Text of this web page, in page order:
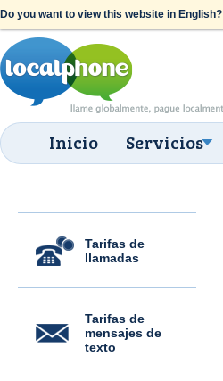
Do you want to view this website in English?
Inicio Servicios
Tarifas de
llamadas
Tarifas de
mensajes de
texto